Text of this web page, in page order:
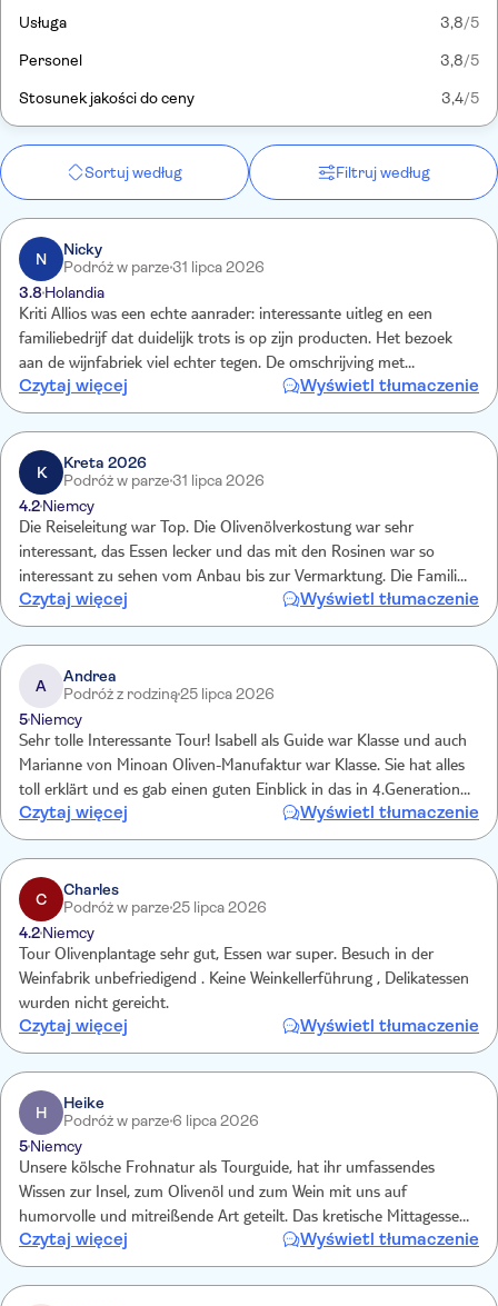
Usługa 3,8/5
Personel 3,8/5
Stosunek jakości do ceny 3,4/5
Sortuj według Filtruj według
N
Nicky
Podróż w parze31 lipca 2026
3.8 Holandia
Kriti Allios was een echte aanrader: interessante uitleg en een
familiebedrijf dat duidelijk trots is op zijn producten. Het bezoek
aan de wijnfabriek viel echter tegen. De omschrijving met
"rondleiding door het domein" schepte bij ons de verwachting dat
we de wijngaarden zouden bezoeken en uitleg zouden krijgen over
het volledige wijnproces, van de oogst tot het bottelen. In
werkelijkheid zagen we een soort van "showroon" van enkeke
ranken en kregen we daarna vier proefglaasjes wijn in de shop.
Czytaj więcej Wyświetl tłumaczenie
K
Kreta 2026
Podróż w parze31 lipca 2026
4.2Niemcy
Die Reiseleitung war Top. Die Olivenölverkostung war sehr
interessant, das Essen lecker und das mit den Rosinen war so
interessant zu sehen vom Anbau bis zur Vermarktung. Die Familie
war auch zauberhaft. Nur bei der Weinverkostung waren wir ein
wenig enttäuscht, da es sich um eine Fabrik handelt und nicht um
ein Weingut.
Czytaj więcej Wyświetl tłumaczenie
A
Andrea
Podróż z rodziną25 lipca 2026
5Niemcy
Sehr tolle Interessante Tour! Isabell als Guide war Klasse und auch
Marianne von Minoan Oliven-Manufaktur war Klasse. Sie hat alles
toll erklärt und es gab einen guten Einblick in das in 4.Generation
geführte Familienunternehmen!
Czytaj więcej Wyświetl tłumaczenie
C
Charles
Podróż w parze25 lipca 2026
4.2Niemcy
Tour Olivenplantage sehr gut, Essen war super. Besuch in der
Weinfabrik unbefriedigend . Keine Weinkellerführung , Delikatessen
wurden nicht gereicht.
Czytaj więcej Wyświetl tłumaczenie
H
Heike
Podróż w parze6 lipca 2026
5Niemcy
Unsere kölsche Frohnatur als Tourguide, hat ihr umfassendes
Wissen zur Insel, zum Olivenöl und zum Wein mit uns auf
humorvolle und mitreißende Art geteilt. Das kretische Mittagessen,
die Erklärungen und die Führung im familiengeführten
Unternehmen gaben tiefe Einblicke in die Öl- und
Sultaninenherstellung. Das Weintasting auf einem weiteren Hof
Czytaj więcej Wyświetl tłumaczenie